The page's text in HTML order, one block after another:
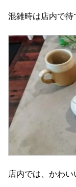
混雑時は店内で待
店内では、かわ